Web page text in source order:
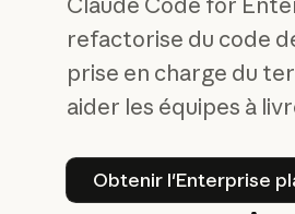
refactorise du code
prise en charge du
aider les équipes à
Obtenir l'Enterprise
Obtenir